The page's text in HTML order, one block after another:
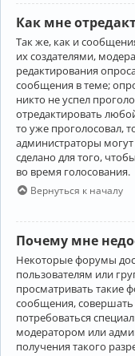
Как мне
Так же, как и
их создателями,
редактирования
сообщения в теме;
никто не успел
отредактировать
то уже проголосовал,
администраторы могут
сделано для того,
во время голосования.
Вернуться к началу
Почему мне
Некоторые форумы
пользователям или
просматривать такие
сообщения, совершать
потребоваться
модератором или
получения такого